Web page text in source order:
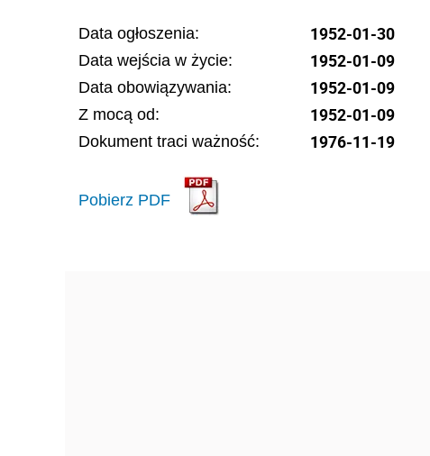
Data ogłoszenia: 1952-01-30
Data wejścia w życie: 1952-01-09
Data obowiązywania: 1952-01-09
Z mocą od: 1952-01-09
Dokument traci ważność: 1976-11-19
Pobierz PDF